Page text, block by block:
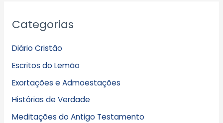
Categorias
Diário Cristão
Escritos do Lemão
Exortações e Admoestações
Histórias de Verdade
Meditações do Antigo Testamento
r
i
v
o
s